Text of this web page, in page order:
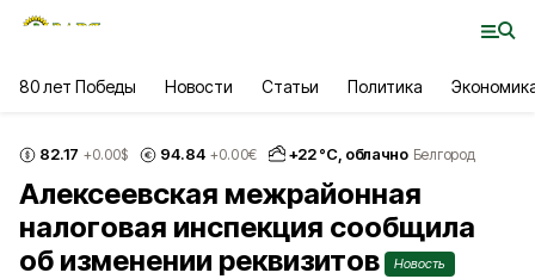
80 лет Победы Новости Статьи Политика
82.17 +0.00$ 94.84 +0.00€ +22°С, облачно Белгород
Алексеевская межрайонная
налоговая инспекция сообщила
об изменении реквизитов
Новость